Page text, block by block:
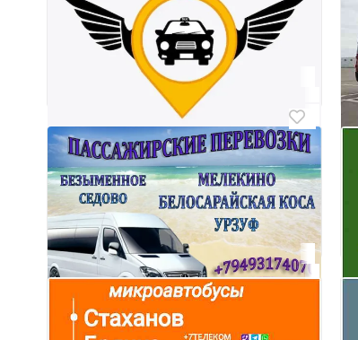
Поездки, такси перевозки Донецк,
Макеевка, на море (Урзуф,
Мелекино, Седово), Днр, Лнр, Рф
Достаалю в любую точку
Донецк, Киевский
Поездки Седово, Безыменное,